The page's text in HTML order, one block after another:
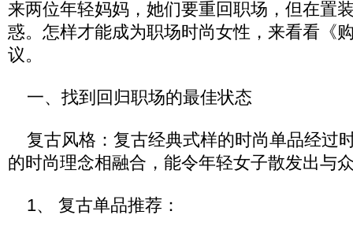
来两位年轻妈妈，她们要重回职场，但在置
惑。怎样才能成为职场时尚女性，来看看《
议。
一、找到回归职场的最佳状态
复古风格：复古经典式样的时尚单品经过
的时尚理念相融合，能令年轻女子散发出与
1、 复古单品推荐：